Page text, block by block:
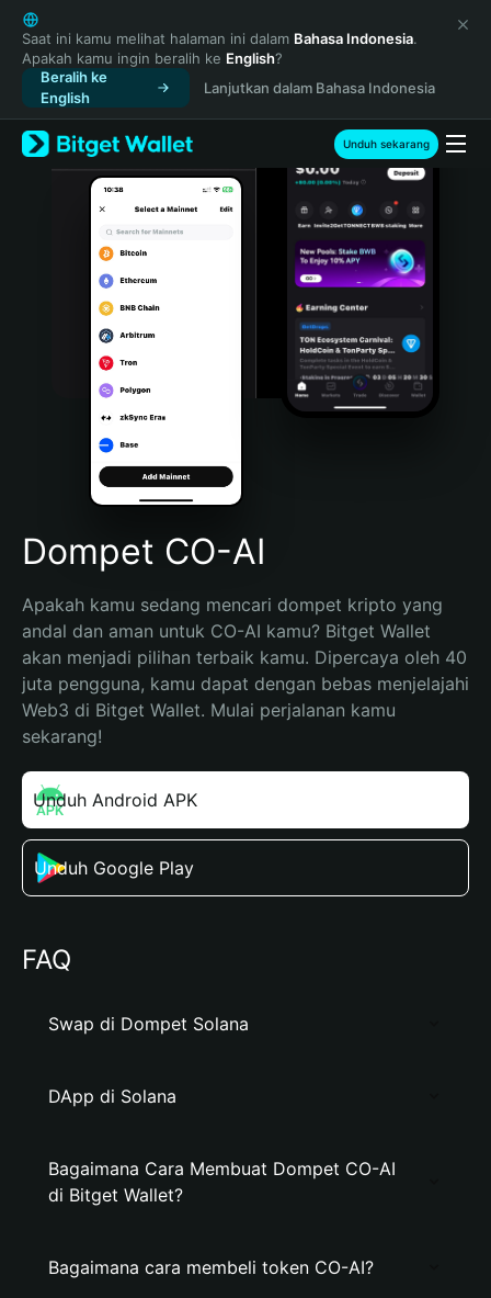
English
日本語
Tiếng Việt
Русский
Español (Latinoamérica)
Türkçe
Italiano
Português (Portugal)
Bahasa Indonesia
Português (Brasil)
Español (Argentina)
Saat ini kamu melihat halaman ini dalam Bahasa Indonesia.
Apakah kamu ingin beralih ke English?
Beralih ke
English
Lanjutkan dalam Bahasa Indonesia
Unduh sekarang
Dompet CO-AI
Apakah kamu sedang mencari dompet kripto yang
andal dan aman untuk CO-AI kamu? Bitget Wallet
akan menjadi pilihan terbaik kamu. Dipercaya oleh 40
juta pengguna, kamu dapat dengan bebas menjelajahi
Web3 di Bitget Wallet. Mulai perjalanan kamu
sekarang!
Unduh Android APK
Unduh Google Play
FAQ
Swap di Dompet Solana
DApp di Solana
Bagaimana Cara Membuat Dompet CO-AI
di Bitget Wallet?
Bagaimana cara membeli token CO-AI?